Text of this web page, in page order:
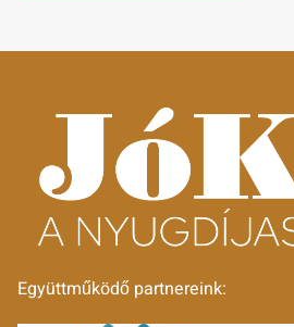
Együttműködő partnereink: